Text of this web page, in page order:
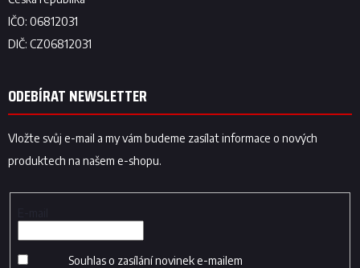
ODEBÍRAT NEWSLETTER
Vložte svůj e-mail a my vám budeme zasílat informace o nových
produktech na našem e-shopu.
Souhlas o zasílání novinek e-mailem